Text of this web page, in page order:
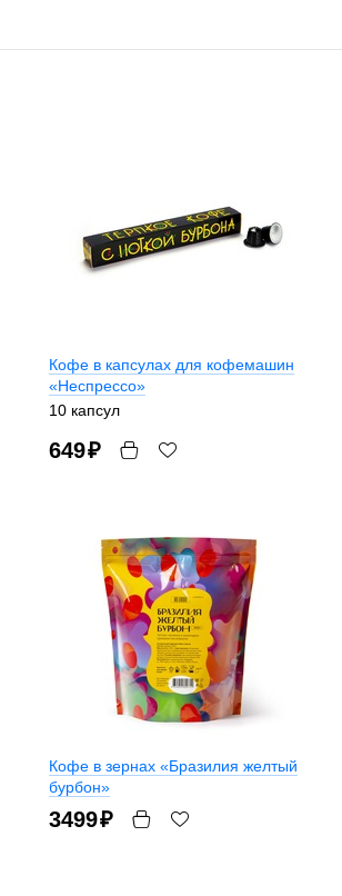
Кофе в капсулах для кофемашин
«Неспрессо»
10 капсул
649₽
Кофе в зернах «Бразилия желтый
бурбон»
3499₽